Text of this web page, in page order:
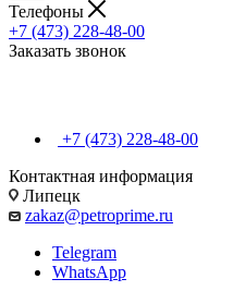
Телефоны
+7 (473) 228-48-00
Заказать звонок
+7 (473) 228-48-00
Контактная информация
Липецк
zakaz@petroprime.ru
Telegram
WhatsApp